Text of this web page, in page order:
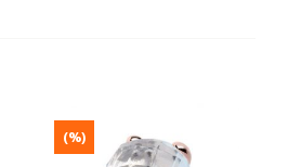
(%)